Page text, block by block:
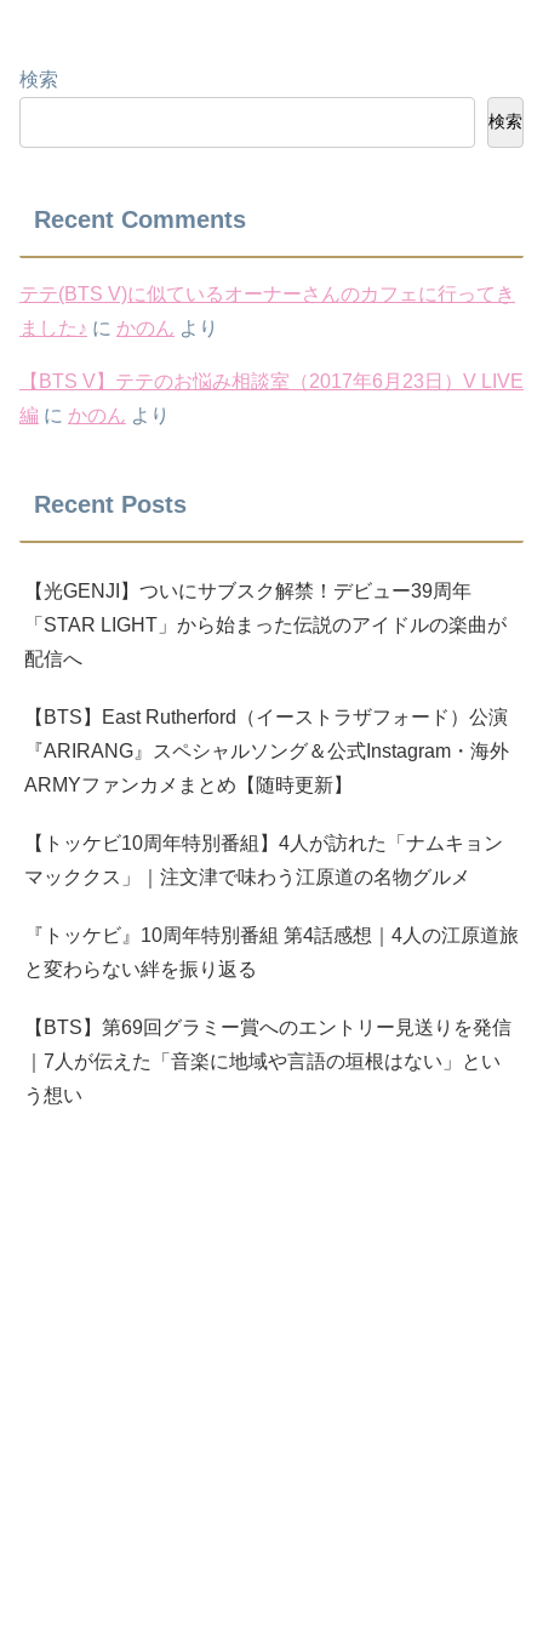
検索
検索
Recent Comments
テテ(BTS V)に似ているオーナーさんのカフェに行ってき
ました♪ に かのん より
【BTS V】テテのお悩み相談室（2017年6月23日）V LIVE
編 に かのん より
Recent Posts
【光GENJI】ついにサブスク解禁！デビュー39周年
「STAR LIGHT」から始まった伝説のアイドルの楽曲が
配信へ
【BTS】East Rutherford（イーストラザフォード）公演
『ARIRANG』スペシャルソング＆公式Instagram・海外
ARMYファンカメまとめ【随時更新】
【トッケビ10周年特別番組】4人が訪れた「ナムキョン
マッククス」｜注文津で味わう江原道の名物グルメ
『トッケビ』10周年特別番組 第4話感想｜4人の江原道旅
と変わらない絆を振り返る
【BTS】第69回グラミー賞へのエントリー見送りを発信
｜7人が伝えた「音楽に地域や言語の垣根はない」とい
う想い